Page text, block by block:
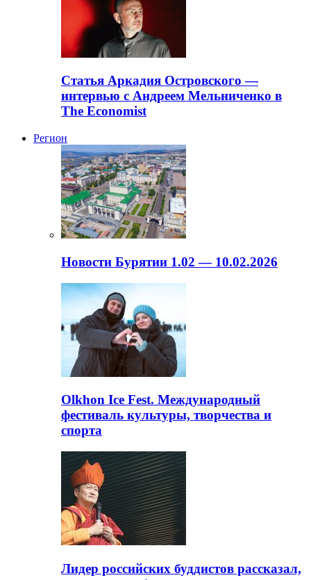
Статья Аркадия Островского —
интервью с Андреем Мельниченко в
The Economist
Регион
Новости Бурятии 1.02 — 10.02.2026
Olkhon Ice Fest. Международный
фестиваль культуры, творчества и
спорта
Лидер российских буддистов рассказал,